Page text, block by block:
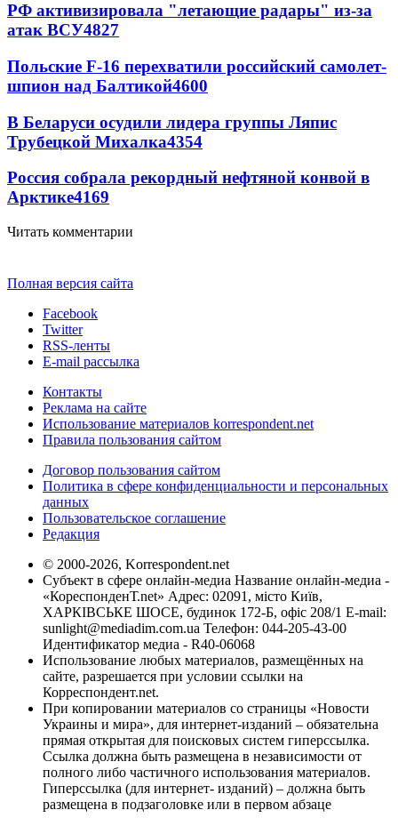
РФ активизировала "летающие радары" из-за
атак ВСУ4827
Польские F-16 перехватили российский самолет-
шпион над Балтикой4600
В Беларуси осудили лидера группы Ляпис
Трубецкой Михалка4354
Россия собрала рекордный нефтяной конвой в
Арктике4169
Читать комментарии
Полная версия сайта
Facebook
Twitter
RSS-ленты
E-mail рассылка
Контакты
Реклама на сайте
Использование материалов korrespondent.net
Правила пользования сайтом
Договор пользования сайтом
Политика в сфере конфиденциальности и персональных
данных
Пользовательское соглашение
Редакция
© 2000-2026, Korrespondent.net
Субъект в сфере онлайн-медиа Название онлайн-медиа -
«КореспонденТ.net» Адрес: 02091, місто Київ,
ХАРКІВСЬКЕ ШОСЕ, будинок 172-Б, офіс 208/1 E-mail:
sunlight@mediadim.com.ua Телефон: 044-205-43-00
Идентификатор медиа - R40-06068
Использование любых материалов, размещённых на
сайте, разрешается при условии ссылки на
Корреспондент.net.
При копировании материалов со страницы «Новости
Украины и мира», для интернет-изданий – обязательна
прямая открытая для поисковых систем гиперссылка.
Ссылка должна быть размещена в независимости от
полного либо частичного использования материалов.
Гиперссылка (для интернет- изданий) – должна быть
размещена в подзаголовке или в первом абзаце